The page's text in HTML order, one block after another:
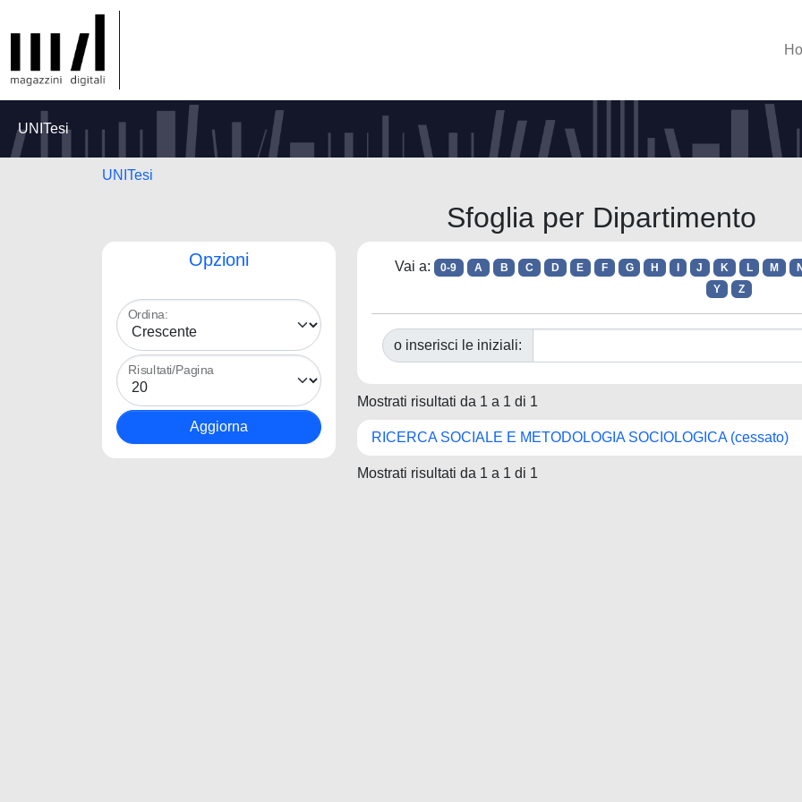
UNITesi
UNITesi
Sfoglia per Dipartimento
Opzioni
Ordina:
Risultati/Pagina
Vai a: 0-9 A B C D E F G H J K L M
Y
Z
o inserisci le iniziali:
Mostrati risultati da 1 a 1 di 1
RICERCA SOCIALE E METODOLOGIA SOCIOLOGICA (cessato)
Mostrati risultati da 1 a 1 di 1